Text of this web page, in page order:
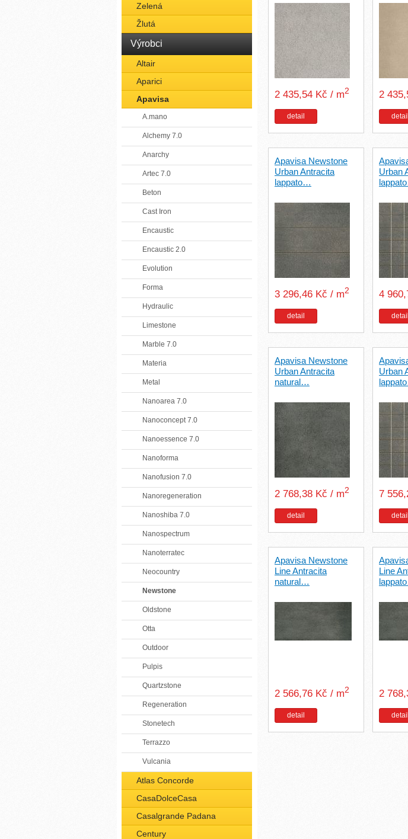
Zelená
Žlutá
Výrobci
Altair
Aparici
Apavisa
A.mano
Alchemy 7.0
Anarchy
Artec 7.0
Beton
Cast Iron
Encaustic
Encaustic 2.0
Evolution
Forma
Hydraulic
Limestone
Marble 7.0
Materia
Metal
Nanoarea 7.0
Nanoconcept 7.0
Nanoessence 7.0
Nanoforma
Nanofusion 7.0
Nanoregeneration
Nanoshiba 7.0
Nanospectrum
Nanoterratec
Neocountry
Newstone
Oldstone
Otta
Outdoor
Pulpis
Quartzstone
Regeneration
Stonetech
Terrazzo
Vulcania
Atlas Concorde
CasaDolceCasa
Casalgrande Padana
Century
2 435,54 Kč / m2
detail
2
detail
Apavisa Newstone
Urban Antracita
lappato…
3 296,46 Kč / m2
detail
Urban
4
detail
Apavisa Newstone
Urban Antracita
natural…
2 768,38 Kč / m2
detail
Urban
7
detail
Apavisa Newstone
Line Antracita
natural…
2 566,76 Kč / m2
detail
Line
2
detail